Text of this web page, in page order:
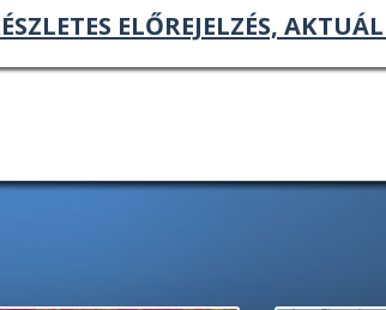
ELŐREJELZÉS,